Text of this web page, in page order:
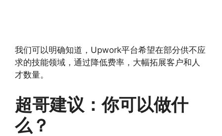
我们可以明确知道，Upwork平台希望在部分供不应
求的技能领域，通过降低费率，大幅拓展客户和人
才数量。
超哥建议：你可以做什
么？